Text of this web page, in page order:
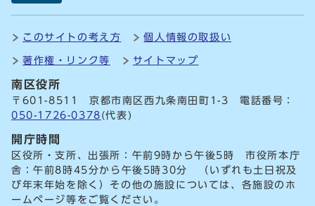
このサイトの考え方 個人情報の取扱い
著作権・リンク等 サイトマップ
南区役所
〒601-8511 京都市南区西九条南田町1-3 電話番号：
050-1726-0378 (代表)
開庁時間
区役所・支所、出張所：午前9時から午後5時 市役所本庁
舎：午前8時45分から午後5時30分 （いずれも土日祝及
び年末年始を除く）その他の施設については、各施設のホ
ームページ等をご覧ください。